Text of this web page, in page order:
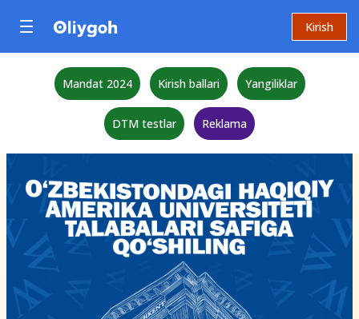
Kirish
Mandat 2024 Kirish ballari Yangiliklar
DTM testlar Reklama